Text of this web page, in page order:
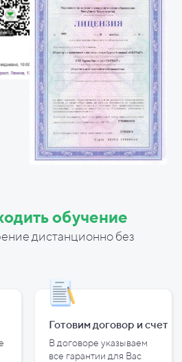
обучение
дистанционно без
Готовим договор и счет
В договоре указываем
все гарантии для Вас